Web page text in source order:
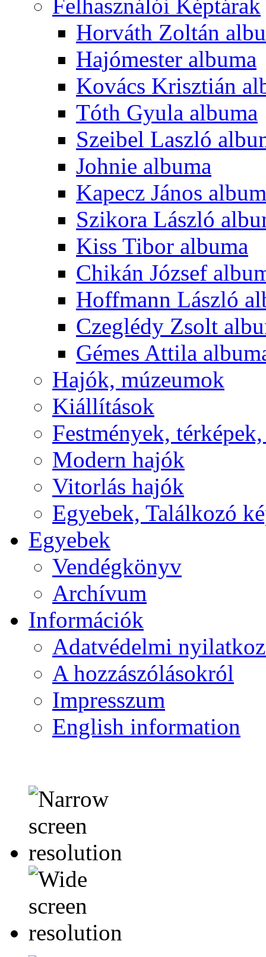
Felhasználói Képtárak
Horváth Zoltán
Hajómester albuma
Kovács Krisztián
Tóth Gyula albuma
Szeibel Laszló
Johnie albuma
Kapecz János
Szikora László
Kiss Tibor albuma
Chikán József
Hoffmann László
Czeglédy Zsolt
Gémes Attila
Hajók, múzeumok
Kiállítások
Festmények,
Modern hajók
Vitorlás hajók
Egyebek, Találkozó
Egyebek
Vendégkönyv
Archívum
Információk
Adatvédelmi
A hozzászólásokról
Impresszum
English information